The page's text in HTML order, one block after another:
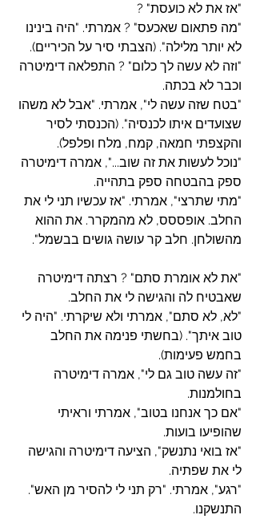
"אז את לא כועסת" ?
"מה פתאום שאכעס" ? אמרתי. "היה בינינו
לא יותר מלילה". (הצבתי סיר על הכיריים).
"וזה לא עשה לך כלום" ? התפלאה דימיטרה
וכבר לא בכתה.
"בטח שזה עשה לי", אמרתי. "אבל לא משהו
שצועדים איתו לכנסיה". (הכנסתי לסיר
והקצפתי חמאה, קמח, מלח ופלפל).
"נוכל לעשות את זה שוב...", אמרה דימיטרה
ספק בהבטחה ספק בתהייה.
"מתי שתרצי", אמרתי. "אז עכשיו תני לי את
החלב. אופססס, לא מהמקרר. את ההוא
מהשולחן. חלב קר עושה גושים בבשמל".
"את לא אומרת סתם" ? רצתה דימיטרה
שאבטיח לה והגישה לי את החלב.
"לא, לא סתם", אמרתי ולא שיקרתי. "היה לי
טוב איתך". (בחשתי פנימה את החלב
בחמש פעימות).
"זה עשה טוב גם לי", אמרה דימיטרה
בחולמנות.
"אם כך אנחנו בטוב", אמרתי וראיתי
שהופיעו בועות.
"אז בואי נתנשק", הציעה דימיטרה והגישה
לי את שפתיה.
"רגע", אמרתי. "רק תני לי להסיר מן האש".
התנשקנו.